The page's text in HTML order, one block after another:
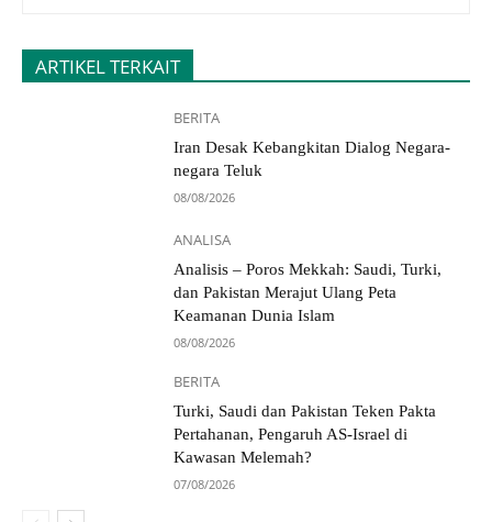
ARTIKEL TERKAIT
BERITA
Iran Desak Kebangkitan Dialog Negara-
negara Teluk
08/08/2026
ANALISA
Analisis – Poros Mekkah: Saudi, Turki,
dan Pakistan Merajut Ulang Peta
Keamanan Dunia Islam
08/08/2026
BERITA
Turki, Saudi dan Pakistan Teken Pakta
Pertahanan, Pengaruh AS-Israel di
Kawasan Melemah?
07/08/2026